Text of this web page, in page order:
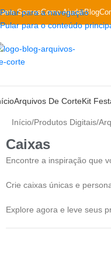
Pular para a navegação
Pular para o conteúdo
SomosComo AjudarBlog
Arquivos De CorteKit
Início/Produtos Digitais/
Caixas
Encontre a inspiração que
Crie caixas únicas e
Explore agora e leve seus